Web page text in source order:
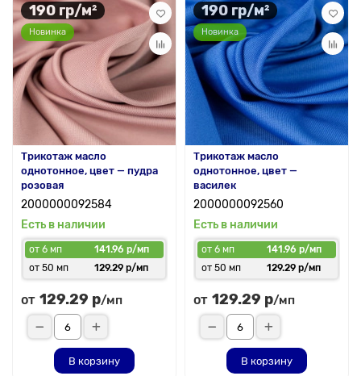
190 гр/м²
Новинка
Трикотаж масло
однотонное, цвет — пудра
розовая
2000000092584
Есть в наличии
от 6 мп
141.96 р/мп
от 50 мп
129.29 р/мп
от 129.29 р/мп
В корзину
190 гр/м²
Новинка
Трикотаж масло
однотонное, цвет —
василек
2000000092560
Есть в наличии
от 6 мп
141.96 р/мп
от 50 мп
129.29 р/мп
от 129.29 р/мп
В корзину